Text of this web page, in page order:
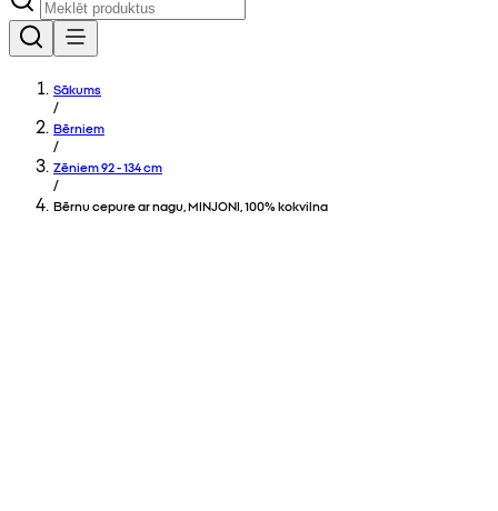
Sākums
/
Bērniem
/
Zēniem 92 - 134 cm
/
Bērnu cepure ar nagu, MINJONI, 100% kokvilna